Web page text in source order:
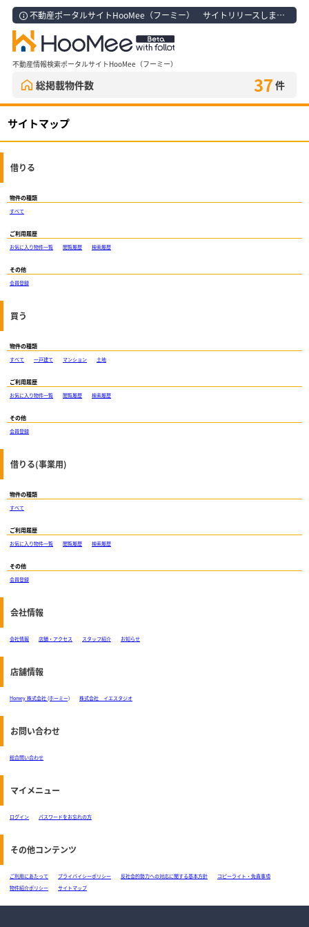
不動産ポータルサイトHooMee（フーミー） サイトリリースしました！
不動産情報検索ポータルサイトHooMee（フーミー）
総掲載物件数 37 件
サイトマップ
借りる
物件の種類
すべて
ご利用履歴
お気に入り物件一覧 閲覧履歴 検索履歴
その他
会員登録
買う
物件の種類
すべて 一戸建て マンション 土地
ご利用履歴
お気に入り物件一覧 閲覧履歴 検索履歴
その他
会員登録
借りる(事業用)
物件の種類
すべて
ご利用履歴
お気に入り物件一覧 閲覧履歴 検索履歴
その他
会員登録
会社情報
会社情報 店舗・アクセス スタッフ紹介 お知らせ
店舗情報
Homey 株式会社 (ホーミー) 株式会社 イエスタジオ
お問い合わせ
総合問い合わせ
マイメニュー
ログイン パスワードをお忘れの方
その他コンテンツ
ご利用にあたって プライバイシーポリシー 反社会的勢力への対応に関する基本方針
コピーライト・免責事項
物件紹介ポリシー
サイトマップ